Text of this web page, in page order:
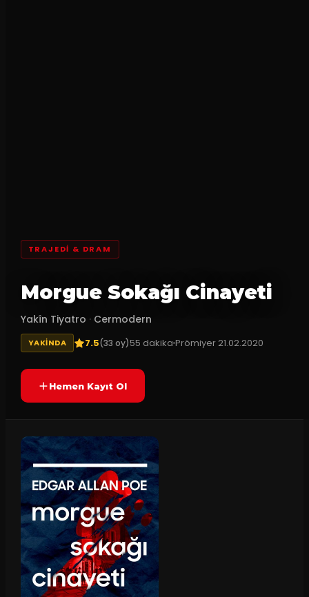
TRAJEDI & DRAM
Morgue Sokağı Cinayeti
Yakîn Tiyatro · Cermodern
YAKINDA 7.5(33 oy)55 dakikaPrömiyer 21.02.2020
Hemen Kayıt Ol